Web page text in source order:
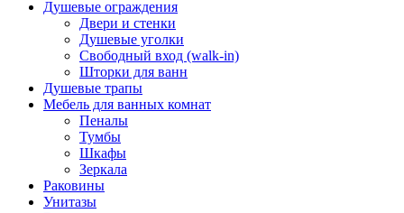
Душевые ограждения
Двери и стенки
Душевые уголки
Свободный вход (walk-in)
Шторки для ванн
Душевые трапы
Мебель для ванных комнат
Пеналы
Тумбы
Шкафы
Зеркала
Раковины
Унитазы